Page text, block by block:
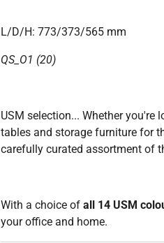
L/D/H: 773/373/565 mm
QS_O1 (20)
USM selection... Whether
tables and storage furniture for
carefully curated assortment of
With a choice of all 14 USM
your office and home.